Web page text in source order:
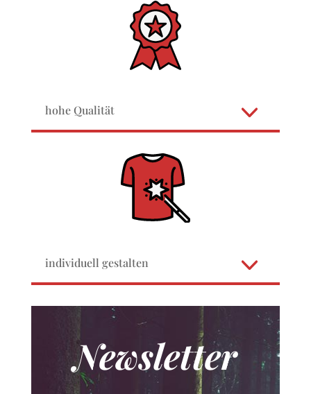
hohe Qualität
individuell gestalten
Newsletter